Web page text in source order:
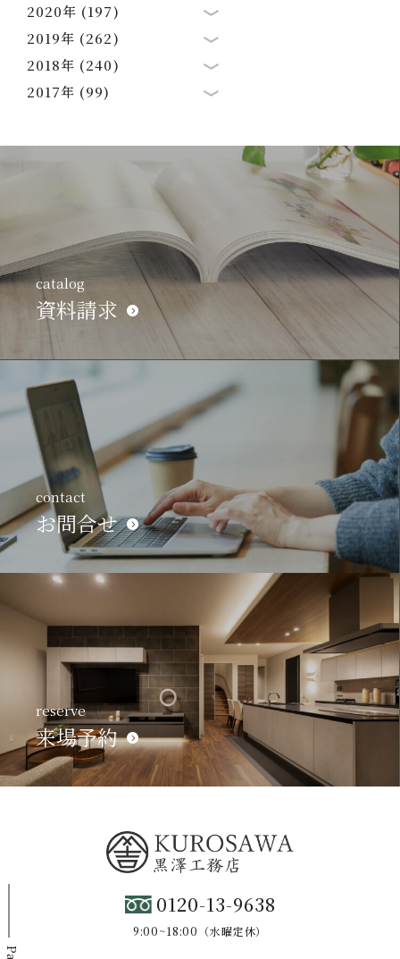
2020年 (197)
2019年 (262)
2018年 (240)
2017年 (99)
catalog
資料請求
contact
お問合せ
reserve
来場予約
0120-13-9638
9:00~18:00（水曜定休）